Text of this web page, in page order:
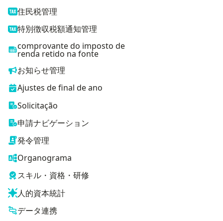
住民税管理
特別徴収税額通知管理
comprovante do imposto de
renda retido na fonte
お知らせ管理
Ajustes de final de ano
Solicitação
申請ナビゲーション
発令管理
Organograma
スキル・資格・研修
人的資本統計
データ連携